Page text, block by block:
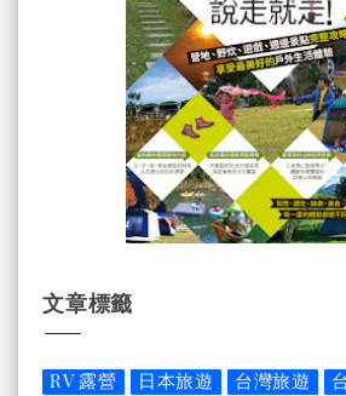
文章標籤
RV 露營 日本旅遊 台灣旅遊